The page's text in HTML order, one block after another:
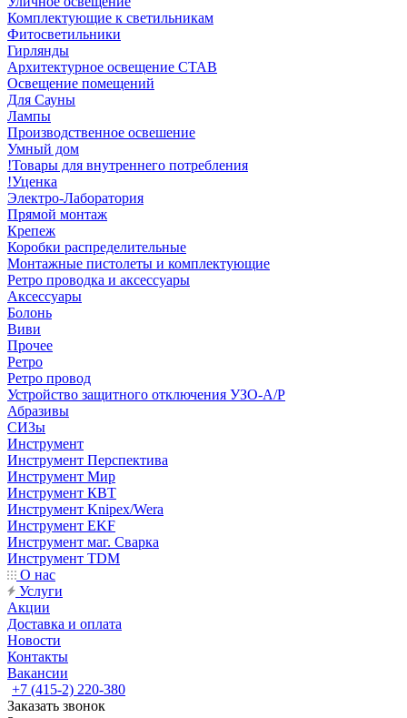
Комплектующие к светильникам
Фитосветильники
Гирлянды
Архитектурное освещение СТАВ
Освещение помещений
Для Сауны
Лампы
Производственное освешение
Умный дом
!Товары для внутреннего потребления
!Уценка
Электро-Лаборатория
Прямой монтаж
Крепеж
Коробки распределительные
Монтажные пистолеты и комплектующие
Ретро проводка и аксессуары
Аксессуары
Болонь
Виви
Прочее
Ретро
Ретро провод
Устройство защитного отключения УЗО-А/Р
Абразивы
СИЗы
Инструмент
Инструмент Перспектива
Инструмент Мир
Инструмент КВТ
Инструмент Knipex/Wera
Инструмент EKF
Инструмент маг. Сварка
Инструмент TDM
О нас
Услуги
Акции
Доставка и оплата
Новости
Контакты
Вакансии
+7 (415-2) 220-380
Заказать звонок